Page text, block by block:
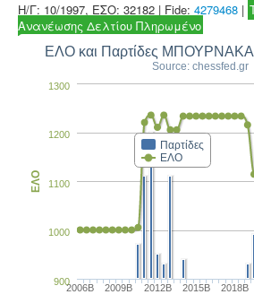
Η/Γ: 10/1997, ΕΣΟ: 32182 | Fide: 4279468 |
Ανανέωσης Δελτίου Πληρωμένο
ΕΛΟ και Παρτίδες
Source: chessfed.gr
Παρτίδες
ΕΛΟ
2006B 2009B 2012B 2015B 2018B
900
1000
1100
1200
1300
ΕΛΟ